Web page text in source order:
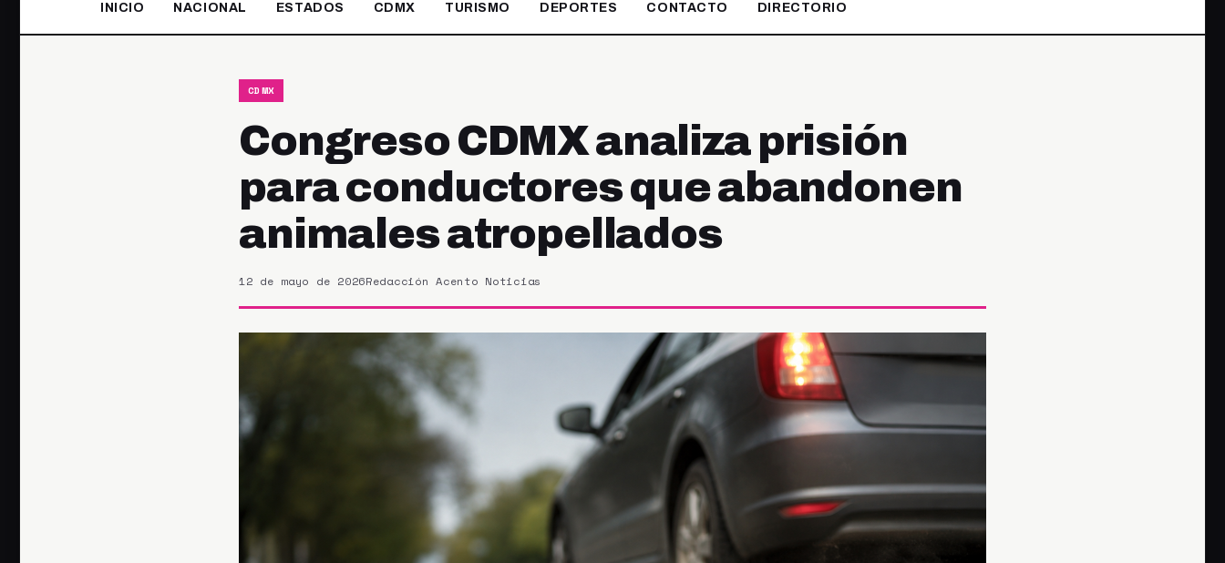
INICIO NACIONAL ESTADOS CDMX TURISMO DEPORTES CONTACTO DIRECTORIO
CDMX
Congreso CDMX analiza prisión
para conductores que abandonen
animales atropellados
12 de mayo de 2026Redacción Acento Noticias